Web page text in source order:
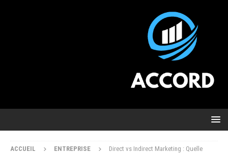
ACCUEIL ENTREPRISE
Direct vs Indirect Marketing : Quelle